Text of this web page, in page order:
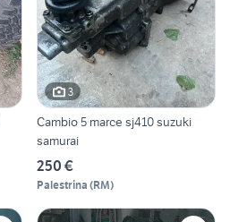
3
Cambio 5 marce sj410 suzuki
samurai
250 €
Palestrina (RM)